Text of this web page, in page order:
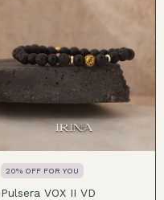
20% OFF FOR YOU
Pulsera VOX II VD